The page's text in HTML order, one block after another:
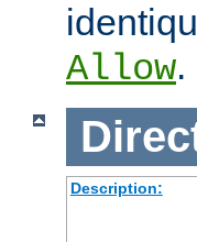
Allow.
Description: